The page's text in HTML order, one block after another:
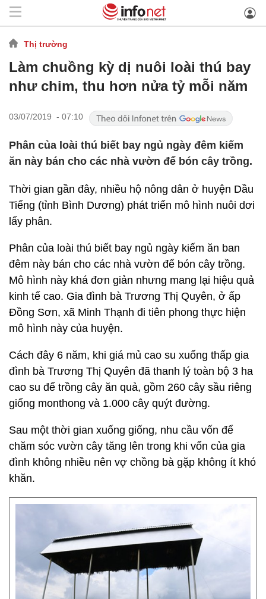
Thị trường
Làm chuồng kỳ dị nuôi loài thú bay
như chim, thu hơn nửa tỷ mỗi năm
03/07/2019 - 07:10
Phân của loài thú biết bay ngủ ngày đêm kiếm
ăn này bán cho các nhà vườn để bón cây trồng.
Thời gian gần đây, nhiều hộ nông dân ở huyện Dầu
Tiếng (tỉnh Bình Dương) phát triển mô hình nuôi dơi
lấy phân.
Phân của loài thú biết bay ngủ ngày kiếm ăn ban
đêm này bán cho các nhà vườn để bón cây trồng.
Mô hình này khá đơn giản nhưng mang lại hiệu quả
kinh tế cao. Gia đình bà Trương Thị Quyên, ở ấp
Đồng Sơn, xã Minh Thạnh đi tiên phong thực hiện
mô hình này của huyện.
Cách đây 6 năm, khi giá mủ cao su xuống thấp gia
đình bà Trương Thị Quyên đã thanh lý toàn bộ 3 ha
cao su để trồng cây ăn quả, gồm 260 cây sầu riêng
giống monthong và 1.000 cây quýt đường.
Sau một thời gian xuống giống, nhu cầu vốn để
chăm sóc vườn cây tăng lên trong khi vốn của gia
đình không nhiều nên vợ chồng bà gặp không ít khó
khăn.